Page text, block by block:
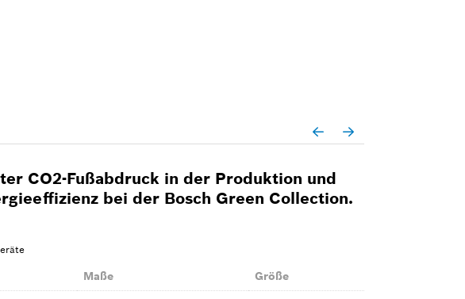
CO2-Fußabdruck in der Produktion und
bei der Bosch Green Collection.
Maße Größe